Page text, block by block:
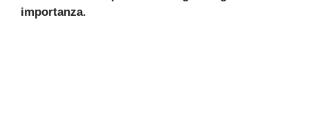
importanza.